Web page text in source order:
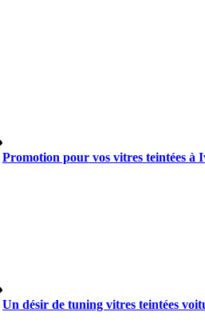
Promotion pour vos vitres teintées à
Un désir de tuning vitres teintées